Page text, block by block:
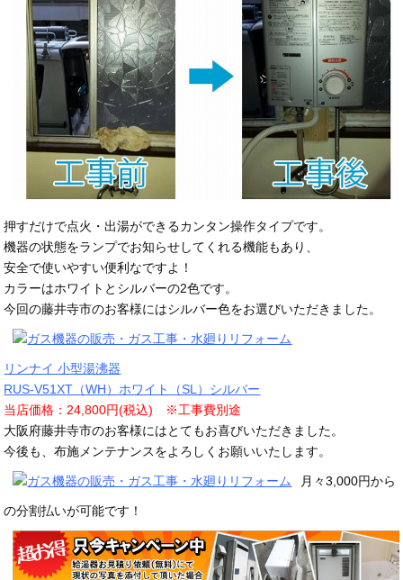
押すだけで点火・出湯ができるカンタン操作タイプです。
機器の状態をランプでお知らせしてくれる機能もあり、
安全で使いやすい便利なですよ！
カラーはホワイトとシルバーの2色です。
今回の藤井寺市のお客様にはシルバー色をお選びいただきました。
リンナイ 小型湯沸器
RUS-V51XT（WH）ホワイト（SL）シルバー
当店価格：24,800円(税込) ※工事費別途
大阪府藤井寺市のお客様にはとてもお喜びいただきました。
今後も、布施メンテナンスをよろしくお願いいたします。
月々3,000円から
の分割払いが可能です！